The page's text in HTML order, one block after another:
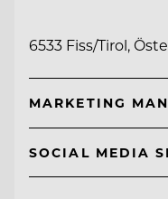
6533 Fiss/Tirol,
MARKETING
SOCIAL MEDIA